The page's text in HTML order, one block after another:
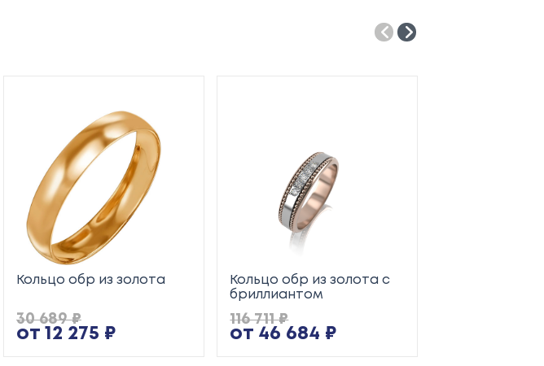
Кольцо обр из золота
от 12 275 ₽
30 689 ₽
Кольцо обр из золота с
бриллиантом
от 46 684 ₽
116 711 ₽